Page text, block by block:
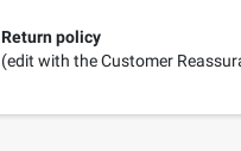
Return policy
(edit with the Customer